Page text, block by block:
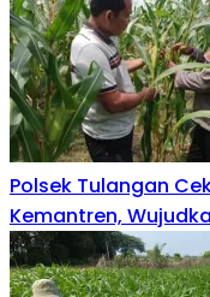
Polsek Tulangan
Kemantren,